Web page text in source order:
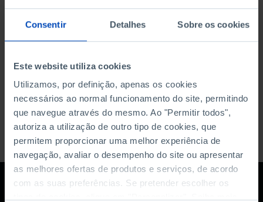
Consentir Detalhes Sobre os cookies
Este website utiliza cookies
Utilizamos, por definição, apenas os cookies
necessários ao normal funcionamento do site, permitindo
que navegue através do mesmo. Ao "Permitir todos",
autoriza a utilização de outro tipo de cookies, que
permitem proporcionar uma melhor experiência de
navegação, avaliar o desempenho do site ou apresentar
as melhores ofertas de produtos e serviços, de acordo
com as suas preferências. Se pretender escolher os
DATA DE FIM